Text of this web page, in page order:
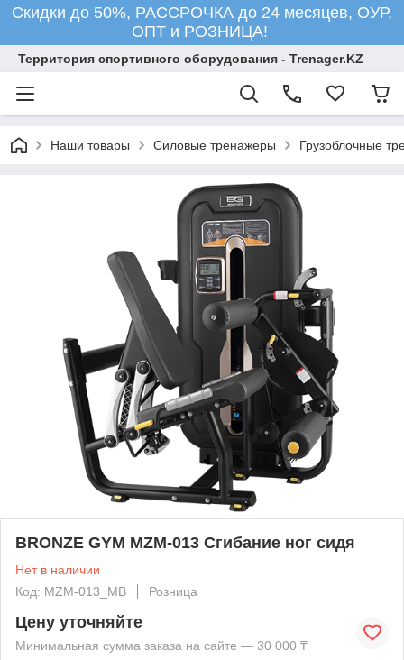
Скидки до 50%, РАССРОЧКА до 24 месяцев, ОУР,
ОПТ и РОЗНИЦА!
Территория спортивного оборудования - Trenager.KZ
Наши товары Силовые тренажеры Грузоблочные
BRONZE GYM MZM-013 Сгибание ног сидя
Нет в наличии
Код: MZM-013_MB
Розница
Цену уточняйте
Минимальная сумма заказа на сайте — 30 000 ₸